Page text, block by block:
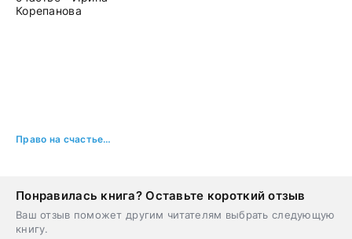
Право на счастье - Ирина Корепанова
Понравилась книга? Оставьте короткий отзыв
Ваш отзыв поможет другим читателям выбрать следующую
книгу.